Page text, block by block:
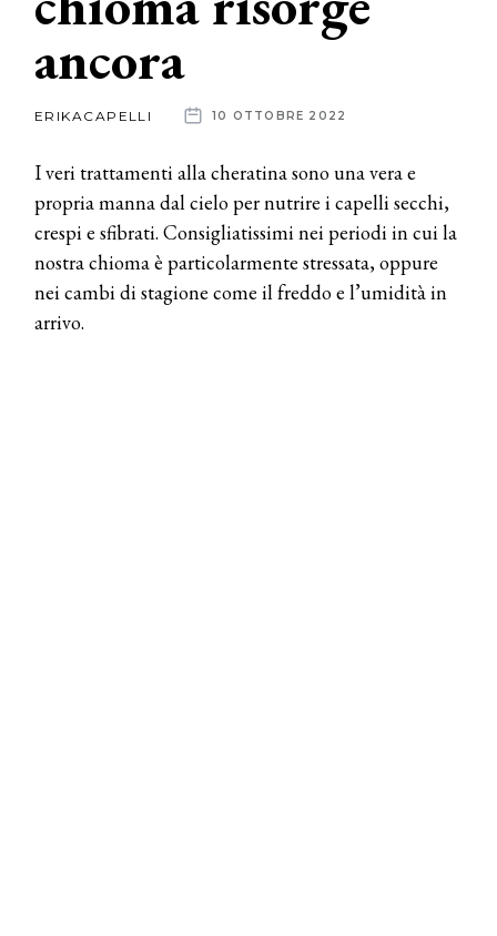
News
ancora
ERIKACAPELLI 10 OTTOBRE 2022
I veri trattamenti alla cheratina sono una vera e
propria manna dal cielo per nutrire i capelli secchi,
crespi e sfibrati. Consigliatissimi nei periodi in cui la
nostra chioma è particolarmente stressata, oppure
nei cambi di stagione come il freddo e l’umidità in
arrivo.